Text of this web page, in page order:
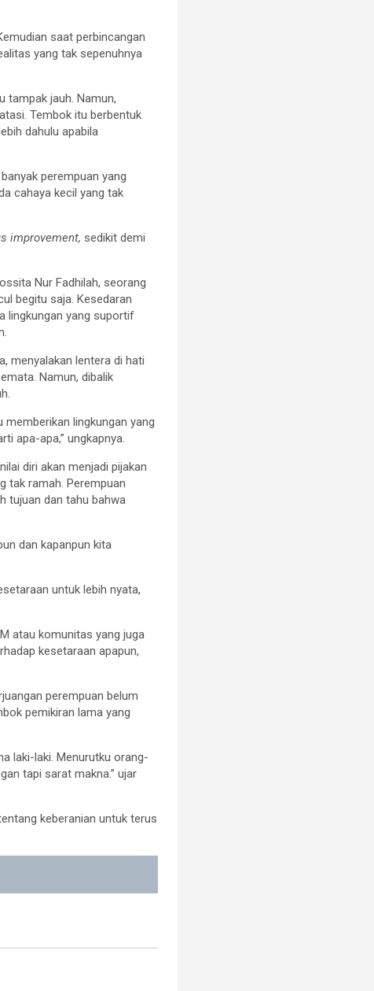
saat perbincangan
yang tak sepenuhnya
tampak jauh. Namun,
Tembok itu berbentuk
dahulu apabila
perempuan yang
cahaya kecil yang tak
improvement, sedikit demi
Nur Fadhilah, seorang
begitu saja. Kesedaran
lingkungan yang suportif
menyalakan lentera di hati
Namun, dibalik
lingkungan yang
apa-apa,” ungkapnya.
diri akan menjadi pijakan
tak ramah. Perempuan
tujuan dan tahu bahwa
dan kapanpun kita
untuk lebih nyata,
atau komunitas yang juga
kesetaraan apapun,
perempuan belum
pemikiran lama yang
laki-laki. Menurutku orang-
tapi sarat makna.” ujar
keberanian untuk terus